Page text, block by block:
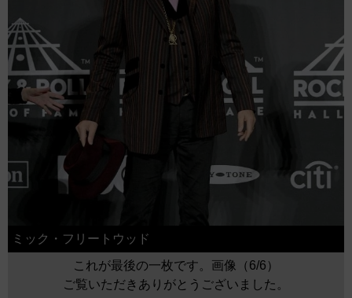
ミック・フリートウッド
これが最後の一枚です。画像（6/6）
ご覧いただきありがとうございました。